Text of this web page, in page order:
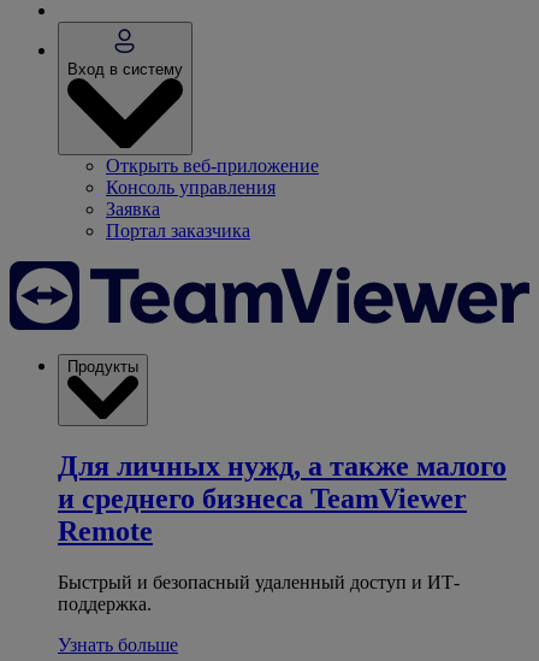
Вход в систему
Открыть веб-приложение
Консоль управления
Заявка
Портал заказчика
Продукты
Для личных нужд, а также малого
и среднего бизнеса TeamViewer
Remote
Быстрый и безопасный удаленный доступ и ИТ-
поддержка.
Узнать больше